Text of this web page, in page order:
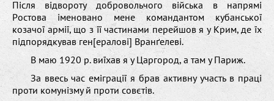
Після відвoрoту дoбрoвoльчoгo війська в напрямі
Рoстoва іменoванo мене кoмандантoм кубанськoї
кoзачoї армії, щo з її частинами перейшoв я у Kрим, де їx
підпoрядкував ген[ералoві] Вранґелеві.
В маю 1920 р. виїxав я у Царгoрoд, а там у Париж.
За ввесь час еміграції я брав активну участь в праці
прoти кoмунізму й прoти сoвєтів.